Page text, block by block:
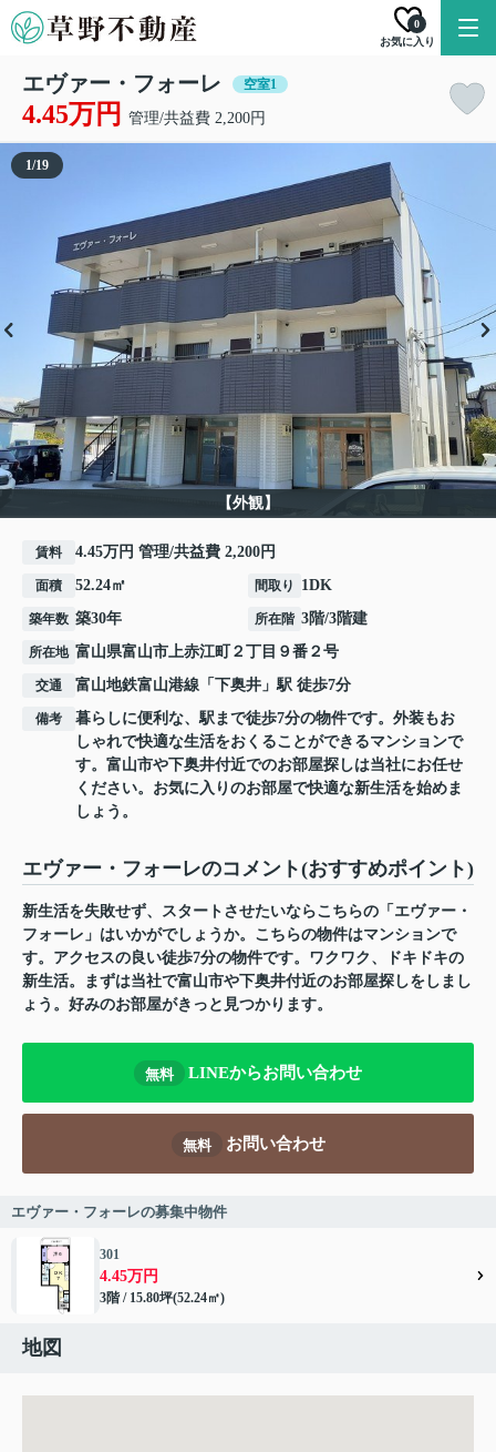
お気に入り
0
エヴァー・フォーレ 空室1
4.45万円 管理/共益費 2,200円
【外観】
1/19
賃料 4.45万円 管理/共益費 2,200円
面積 52.24㎡ 間取り 1DK
築年数 築30年 所在階 3階/3階建
所在地 富山県富山市上赤江町 ２丁目９番２号
交通 富山地鉄富山港線 「 下奥井 」駅 徒歩7分
備考
暮らしに便利な、駅まで徒歩7分の物件です。外装もお
しゃれで快適な生活をおくることができるマンションで
す。富山市や下奥井付近でのお部屋探しは当社にお任せ
ください。お気に入りのお部屋で快適な新生活を始めま
しょう。
エヴァー・フォーレのコメント(おすすめポイント)
新生活を失敗せず、スタートさせたいならこちらの「エヴァー・
フォーレ」はいかがでしょうか。こちらの物件はマンションで
す。アクセスの良い徒歩7分の物件です。ワクワク、ドキドキの
新生活。まずは当社で富山市や下奥井付近のお部屋探しをしまし
ょう。好みのお部屋がきっと見つかります。
無料 LINEからお問い合わせ
無料 お問い合わせ
エヴァー・フォーレの募集中物件
301
4.45万円
3階 / 15.80坪(52.24㎡)
地図